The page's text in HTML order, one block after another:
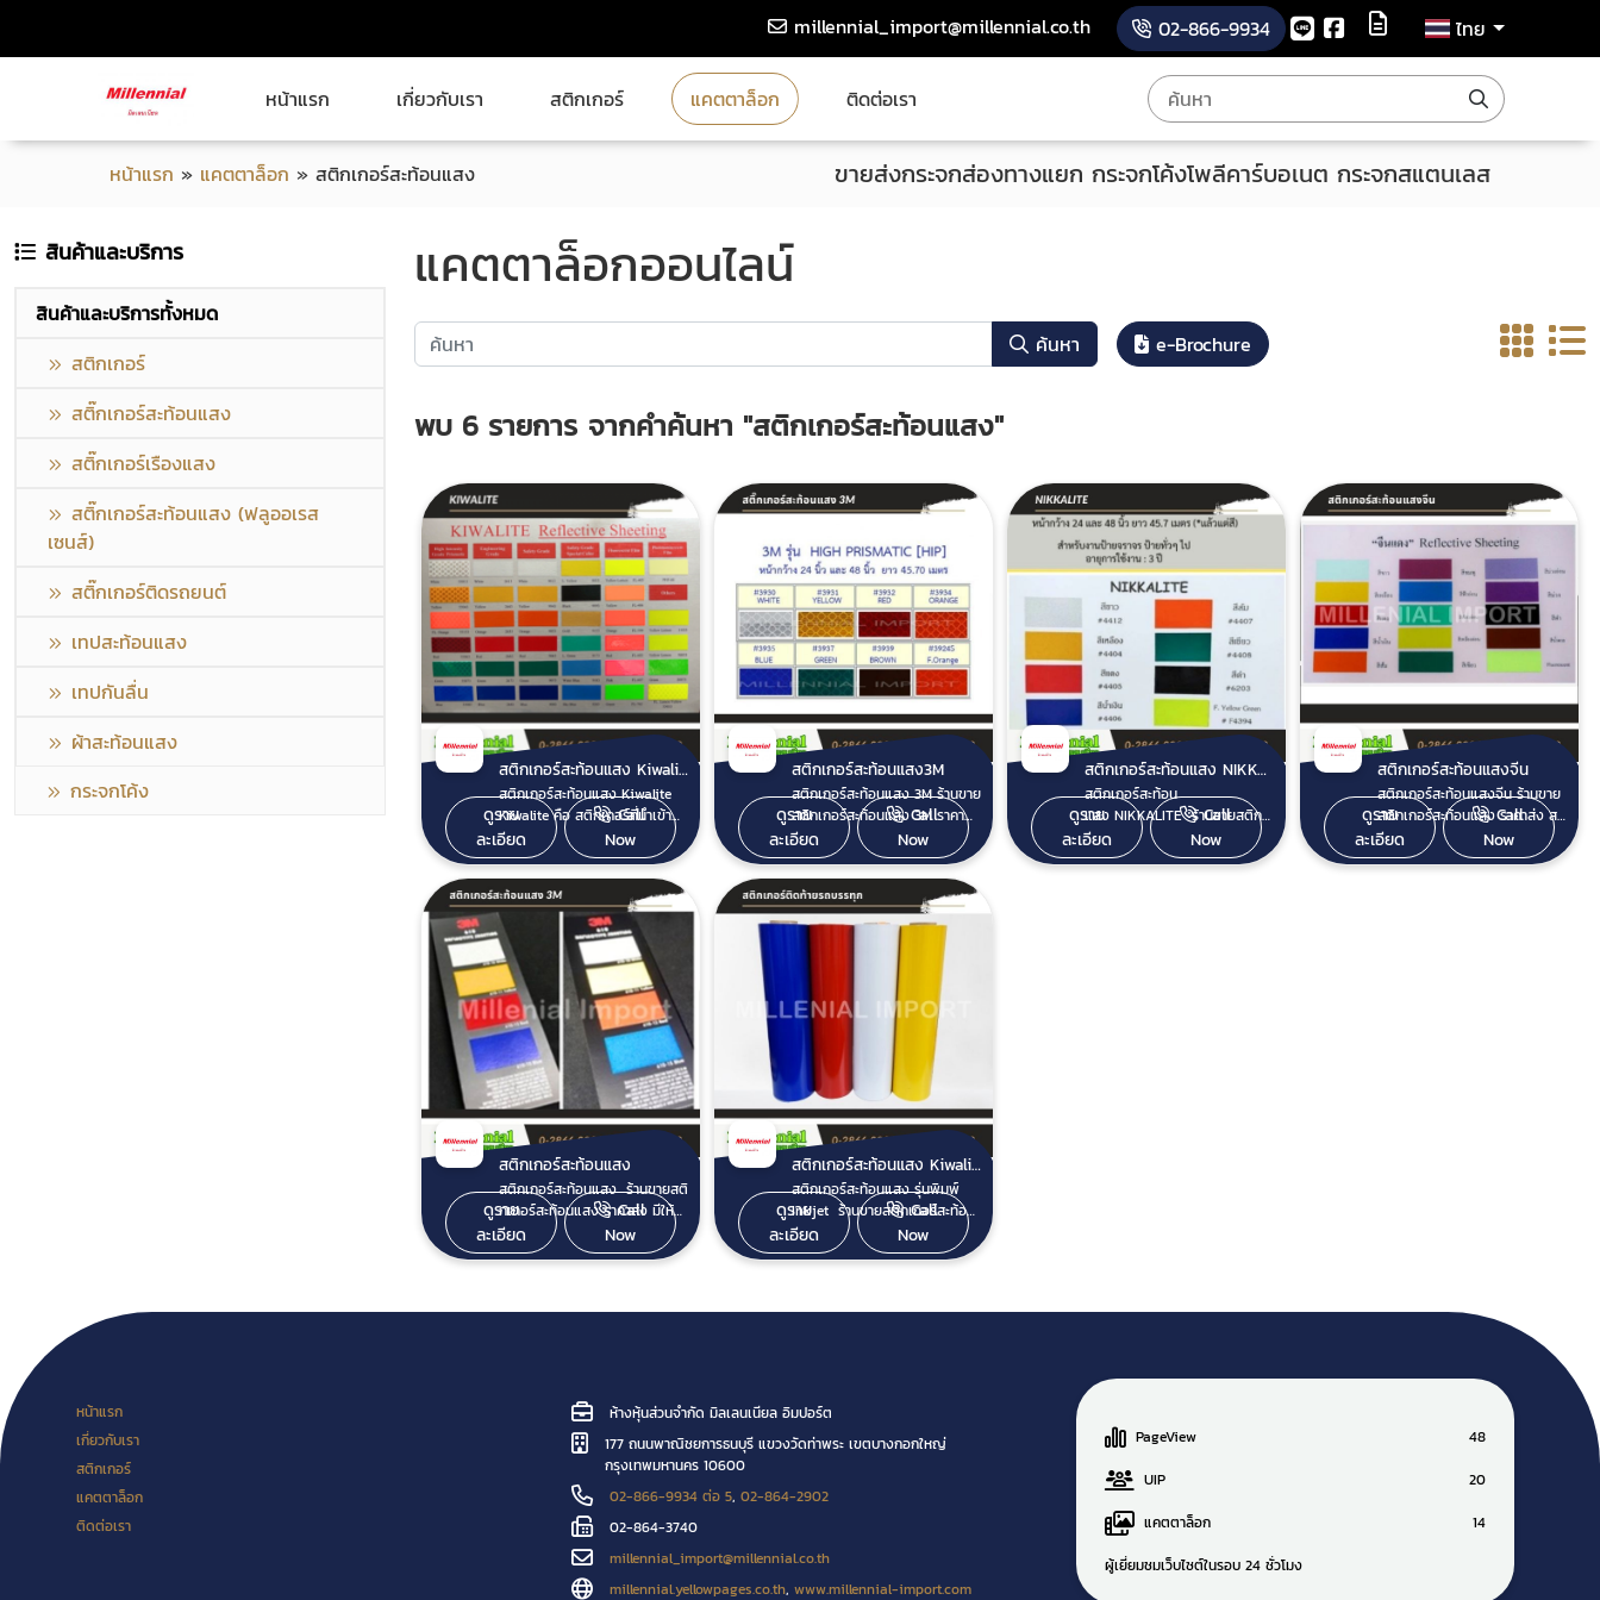
millennial_import@millennial.co.th 02-866-9934 ไทย
หน้าแรก เกี่ยวกับเรา สติกเกอร์ แคตตาล็อก ติดต่อเรา
หน้าแรก » แคตตาล็อก » สติกเกอร์สะท้อนแสง ขายส่งกระจกส่องทางแยก กระจกโค้งโพลีคาร์บอเนต กระจกสแตนเลส
สินค้าและบริการ
สินค้าและบริการทั้งหมด
สติกเกอร์
สติ๊กเกอร์สะท้อนแสง
สติ๊กเกอร์เรืองแสง
สติ๊กเกอร์สะท้อนแสง (ฟลูออเรส
เซนส์)
สติ๊กเกอร์ติดรถยนต์
เทปสะท้อนแสง
เทปกันลื่น
ผ้าสะท้อนแสง
กระจกโค้ง
แคตตาล็อกออนไลน์
ค้นหา e-Brochure
พบ 6 รายการ จากคำค้นหา "สติกเกอร์สะท้อนแสง"
สติกเกอร์สะท้อนแสง Kiwalite
สติกเกอร์สะท้อนแสง Kiwalite
Kiwalite คือ สติกเกอร์ที่นำเข้า
จากประเทศญี่ปุ่น เหมาะสำหรับ
งานป้าย หรืองานที่ต้องการการ
สะท้อนแสง เช่น ป้ายสัญญาณ
ความปลอดภัยทางถนน ป้ายเตือน
พื้นที่ทางโค้ง งานป้ายจราจร
ต่างๆ งานติดกรวยจราจร ติดเสา
การ์ดเรล แบริเออร์ และอื่นๆ สติ
กเกอร์ Kiwalite แต่ละรุ่นมี
คุณสมบัติที่ต่างกัน ลูกค้าสามารถ
เลือกใช้ ดังนี้ สติกเกอร์สะท้อน
แสง Kiwalite รุ่น SAFETY หน้า
กว้าง 62 ซม. และ 124 ซม. ยาว
45.70 เมตร อายุการใช้งาน 1-3
ปี* รูปถ่ายสติ๊กเกอร์ของจริง
- สติกเกอร์สะท้อนแสง Kiwalite
รุ่น SAFETY สติกเกอร์สะท้อน
แสง Kiwalite รุ่น ENGINEER
หน้ากว้าง 62 ซม. และ 124 ซม.
ยาว 45.70 เมตร อายุการใช้งาน
3-5 ปี* สติกเกอร์สะท้อน
แสง Kiwalite รุ่น HIGH
ยาว 45.70 เมตร อายุการใช้งาน
KIWALITE Zebra Tape หน้า
กว้าง 45 มม. 90 มม. และ 150
มม. ยาว 10 เมตร ใช้สำหรับติด
บันได ทางต่างระดับ ติดเพื่อกั้น
เขตหน้าลิฟต์ หรือบริเวณที่
ต้องการเน้นความปลอดภัย และ
ใช้ติดโรงจอดรถ เทปฟลูออ
KIWALITE Fluorescence Film-
ดูราย
ละเอียด
Call
Now
สติกเกอร์สะท้อนแสง3M
สติกเกอร์สะท้อนแสง 3M ร้านขาย
สติกเกอร์สะท้อนแสง 3M ราคา
ส่ง มีหลายสี หลายรุ่นให้เลือกตาม
ประเภทการใช้งาน มีทั้งสติกเกอร์
สะท้อนแสง 3M รุ่น
COMMERCIAL
(610), ENGINEER PRISMATIC
(EGP), HIGH PRISMATIC
(HIP), DIAMOND3
(DG3), CARBON FIBER (เคฟ
ร่า) เหมาะสำหรับงานป้ายสะท้อน
แสง ป้ายจราจร ติดกรวยจราจร
ติดเสาการ์ดเรล ติดแบริเออร์ ติด
ท้ายรถ ติดตัวถังรถฉุกเฉิน รถ
พยาบาล รถหน่วยกู้ภัย สติก
เกอร์สะท้อนแสง 3M รุ่น
COMMERCIAL 610 China (รุ่น
INK) หน้ากว้าง 24 นิ้ว และ 48
นิ้ว ยาว 45.70 เมตร อายุการใช้
งาน 1-3 ปี* สติกเกอร์สะท้อนแสง
3M รุ่น ENGINEER PRISMATIC
(EGP) หน้ากว้าง 24 นิ้ว และ 48
นิ้ว ยาว 45.70 เมตร อายุการใช้
แสง 3M รุ่น HIGH PRISMATIC
3M รุ่น ENGINEER PRISMATIC
และ รุ่น HIGH PRISMATIC สติ
นิ้ว และ 48 นิ้ว ยาว 45.70 เมตร
เมตร) รูปถ่ายสติ๊กเกอร์ของ
จริง - สติกเกอร์สะท้อนแสง
ดูราย
ละเอียด
Call
Now
สติกเกอร์สะท้อนแสง NIKKALITE
สติกเกอร์สะท้อน
แสง NIKKALITE ร้านขายสติก
เกอร์สะท้อนแสง
NIKKALITE ราคาส่ง สติกเกอร์
ดูราย
ละเอียด
Call
Now
สติกเกอร์สะท้อนแสงจีน
สติกเกอร์สะท้อนแสงจีน ร้านขาย
สติกเกอร์สะท้อนแสง ราคาส่ง สติ
กเกอร์สะท้อนแสงจีนแดง, สติก
เกอร์สะท้อนแสง
ดูราย
ละเอียด
Call
Now
สติกเกอร์สะท้อนแสง
สติกเกอร์สะท้อนแสง ร้านขายสติ
กเกอร์สะท้อนแสง ราคาส่ง มีให้
เลือกทั้ง
ยี่ห้อ KIWALITE, 3M, NIKKALITE,
การสะท้อนแสง ป้ายจราจร และใช้
สะท้อนแสง KIWALITE มีทั้งหมด
3 รุ่นให้เลือก ดังนี้ สติกเกอร์
สะท้อนแสง 3M มีทั้งหมด 4 รุ่นให้
แสง NIKKALITE สติกเกอร์
สะท้อนแสงจีน มีทั้งหมด 2 รุ่น ให้
ดูราย
ละเอียด
Call
Now
สติกเกอร์สะท้อนแสง Kiwalite, 3M, Nikkalite
สติกเกอร์สะท้อนแสง รุ่นพิมพ์
Inkjet ร้านขายสติกเกอร์สะท้อน
แสง รุ่นพิมพ์ Inkjet ราคาส่ง มี
ให้เลือกหลากหลายรุ่น ดังนี้ สติก
งานด้วยเครื่องพิมพ์ inkjet ก่อน
เครื่องพิมพ์ inkjet ก่อนนำไปติด
จีนรุ่นพิมพ์ เหมาะสำหรับงานพิมพ์
ดูราย
ละเอียด
Call
Now
หน้าแรก
เกี่ยวกับเรา
สติกเกอร์
แคตตาล็อก
ติดต่อเรา
ห้างหุ้นส่วนจำกัด มิลเลนเนียล อิมปอร์ต
177 ถนนพาณิชยการธนบุรี แขวงวัดท่าพระ เขตบางกอกใหญ่
กรุงเทพมหานคร 10600
02-866-9934 ต่อ 5, 02-864-2902
02-864-3740
millennial_import@millennial.co.th
millennial.yellowpages.co.th, www.millennial-import.com
PageView
48
UIP
20
แคตตาล็อก
14
ผู้เยี่ยมชมเว็บไซต์ในรอบ 24 ชั่วโมง